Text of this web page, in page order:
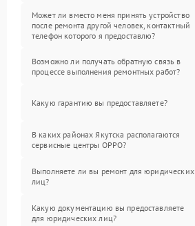
Может ли вместо меня принять устройство
после ремонта другой человек, контактный
телефон которого я предоставлю?
Возможно ли получать обратную связь в
процессе выполнения ремонтных работ?
Какую гарантию вы предоставляете?
В каких районах Якутска располагаются
сервисные центры OPPO?
Выполняете ли вы ремонт для юридических
лиц?
Какую документацию вы предоставляете
для юридических лиц?